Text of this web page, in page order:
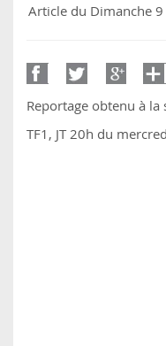
Article du Dimanche
Reportage obtenu à la
TF1, JT 20h du